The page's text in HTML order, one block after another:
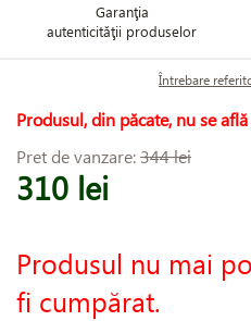
Garanţia
autenticităţii produselor
Întrebare
Produsul, din păcate, nu se
Pret de vanzare:344 lei
310 lei
Produsul nu mai
fi cumpărat.